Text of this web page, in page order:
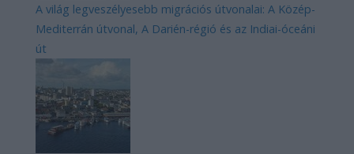
A világ legveszélyesebb migrációs útvonalai: A Közép-
Mediterrán útvonal, A Darién-régió és az Indiai-óceáni
út